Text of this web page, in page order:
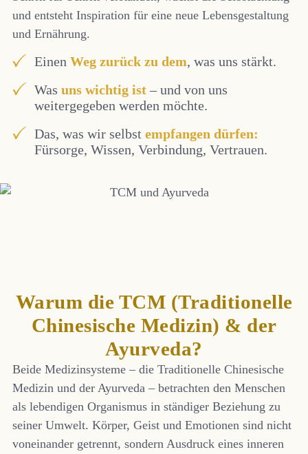
und entsteht Inspiration für eine neue Lebensgestaltung
und Ernährung.
Einen Weg zurück zu dem, was uns stärkt.
Was uns wichtig ist– und von uns
weitergegeben werden möchte.
Das, was wir selbst empfangen dürfen:
Fürsorge, Wissen, Verbindung, Vertrauen.
Warum die TCM (Traditionelle
Chinesische Medizin) & der
Ayurveda?
Beide Medizinsysteme – die Traditionelle Chinesische
Medizin und der Ayurveda – betrachten den Menschen
als lebendigen Organismus in ständiger Beziehung zu
seiner Umwelt. Körper, Geist und Emotionen sind nicht
voneinander getrennt, sondern Ausdruck eines inneren